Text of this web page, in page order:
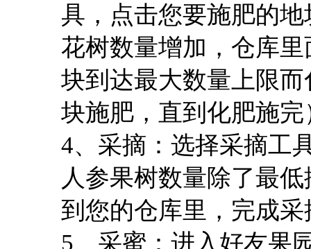
具，点击您要施肥的
花树数量增加，仓库
块到达最大数量上限
块施肥，直到化肥施完
4、采摘：选择采摘工
人参果树数量除了最
到您的仓库里，完成采
5、采蜜：进入好友果